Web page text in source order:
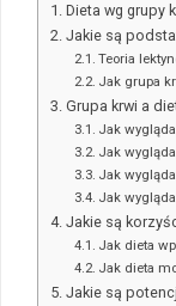
Dieta wg grupy
Jakie są
Teoria
Jak grupa
Grupa krwi a
Jak
Jak
Jak
Jak
Jakie są
Jak dieta
Jak dieta
Jakie są